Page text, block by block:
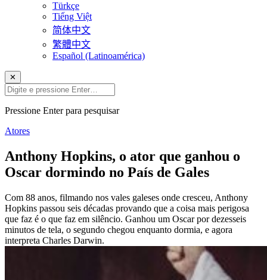
Türkçe
Tiếng Việt
简体中文
繁體中文
Español (Latinoamérica)
✕
Pressione Enter para pesquisar
Atores
Anthony Hopkins, o ator que ganhou o
Oscar dormindo no País de Gales
Com 88 anos, filmando nos vales galeses onde cresceu, Anthony
Hopkins passou seis décadas provando que a coisa mais perigosa
que faz é o que faz em silêncio. Ganhou um Oscar por dezesseis
minutos de tela, o segundo chegou enquanto dormia, e agora
interpreta Charles Darwin.